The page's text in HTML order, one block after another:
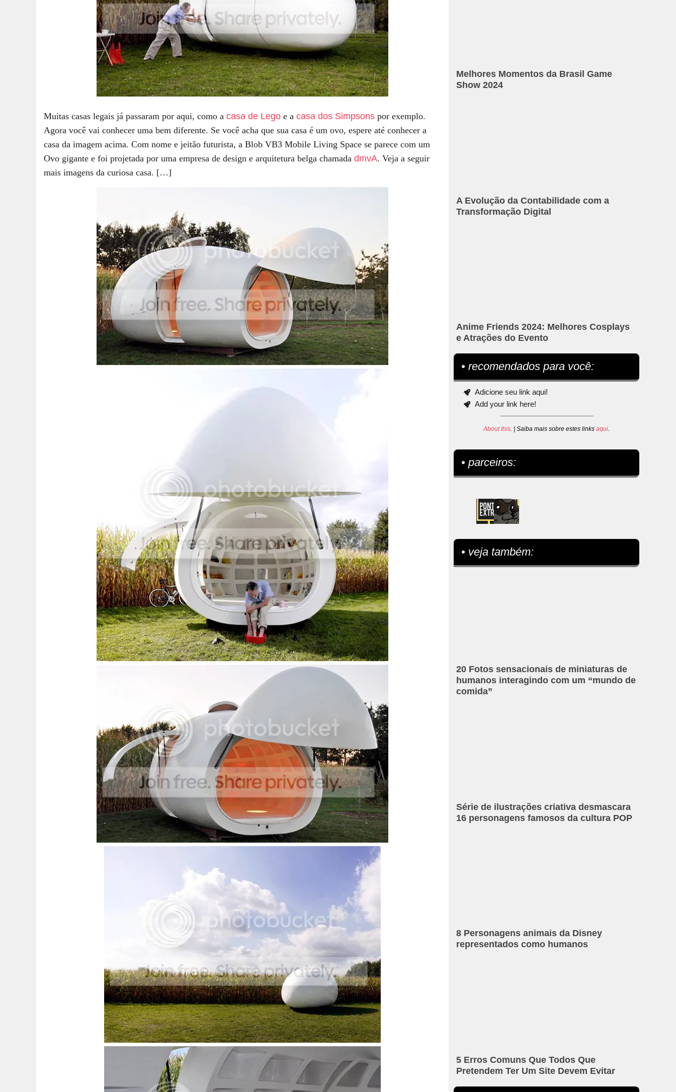
Muitas casas legais já passaram por aqui, como a casa de Lego e a casa dos Simpsons por exemplo.
Agora você vai conhecer uma bem diferente. Se você acha que sua casa é um ovo, espere até conhecer a
casa da imagem acima. Com nome e jeitão futurista, a Blob VB3 Mobile Living Space se parece com um
Ovo gigante e foi projetada por uma empresa de design e arquitetura belga chamada dmvA. Veja a seguir
mais imagens da curiosa casa. […]
Melhores Momentos da Brasil Game
Show 2024
A Evolução da Contabilidade com a
Transformação Digital
Anime Friends 2024: Melhores Cosplays
e Atrações do Evento
• recomendados para você:
Adicione seu link aqui!
Add your link here!
About this. | Saiba mais sobre estes linksaqui.
• parceiros:
• veja também:
20 Fotos sensacionais de miniaturas de
humanos interagindo com um “mundo de
comida”
Série de ilustrações criativa desmascara
16 personagens famosos da cultura POP
8 Personagens animais da Disney
representados como humanos
5 Erros Comuns Que Todos Que
Pretendem Ter Um Site Devem Evitar